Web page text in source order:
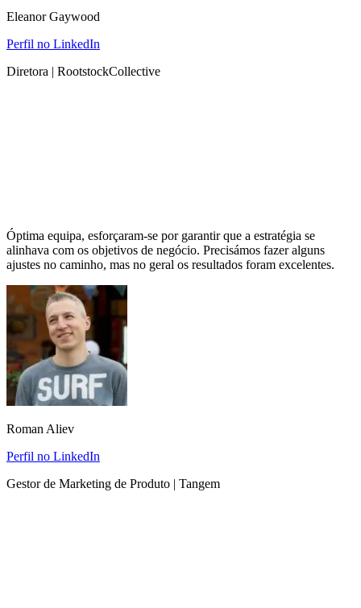
Eleanor Gaywood
Perfil no LinkedIn
Diretora | RootstockCollective
Óptima equipa, esforçaram-se por garantir que a estratégia se
alinhava com os objetivos de negócio. Precisámos fazer alguns
ajustes no caminho, mas no geral os resultados foram excelentes.
Roman Aliev
Perfil no LinkedIn
Gestor de Marketing de Produto | Tangem